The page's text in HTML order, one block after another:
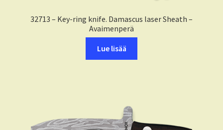
32713 – Key-ring knife. Damascus laser Sheath –
Avaimenperä
Lue lisää